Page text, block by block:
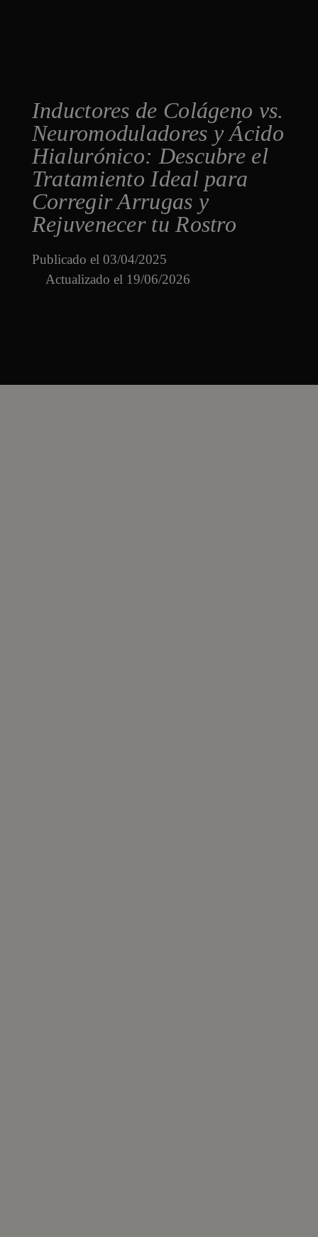
Inductores de Colágeno vs.
Neuromoduladores y Ácido
Hialurónico: Descubre el
Tratamiento Ideal para
Corregir Arrugas y
Rejuvenecer tu Rostro
Publicado el 03/04/2025
Actualizado el 19/06/2026